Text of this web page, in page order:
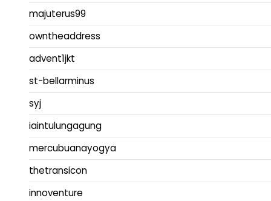
majuterus99
owntheaddress
advent1jkt
st-bellarminus
syj
iaintulungagung
mercubuanayogya
thetransicon
innoventure